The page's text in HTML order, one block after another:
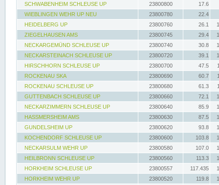
SCHWABENHEIM SCHLEUSE UP
23800800
17.6
WIEBLINGEN WEHR UP NEU
23800780
22.4
HEIDELBERG UP
23800760 26.1
ZIEGELHAUSEN AMS
23800745 29.4
NECKARGEMÜND SCHLEUSE UP
23800740 30.8
NECKARSTEINACH SCHLEUSE UP
23800720 39.1
HIRSCHHORN SCHLEUSE UP
23800700 47.5
ROCKENAU SKA
23800690 60.7
ROCKENAU SCHLEUSE UP
23800680 61.3
GUTTENBACH SCHLEUSE UP
23800660 72.1
NECKARZIMMERN SCHLEUSE UP
23800640 85.9
HASSMERSHEIM AMS
23800630 87.5
GUNDELSHEIM UP
23800620 93.8
KOCHENDORF SCHLEUSE UP
23800600 103.8
NECKARSULM WEHR UP
23800580 107.0
HEILBRONN SCHLEUSE UP
23800560 113.3
HORKHEIM SCHLEUSE UP
23800557 117.435
HORKHEIM WEHR UP
23800520 119.8